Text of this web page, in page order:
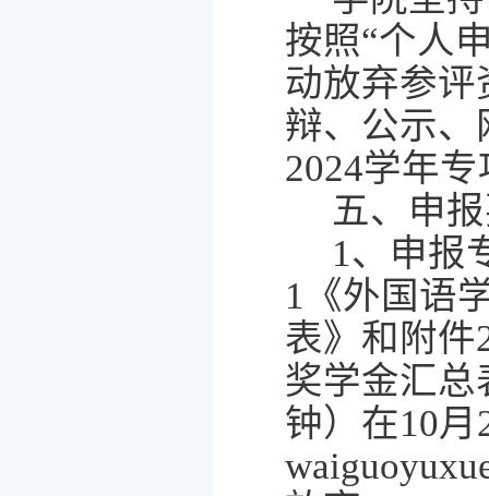
按照“个人
动放弃参评
辩、公示、
2024学年
五、申
1、申报
1
《外国语
表》和附件
奖学金汇总
钟）在10月